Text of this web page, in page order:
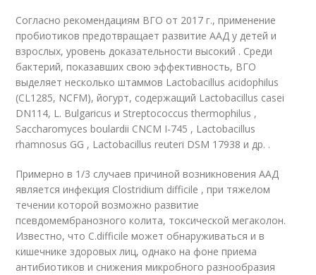
Согласно рекомендациям ВГО от 2017 г., применение
пробиотиков предотвращает развитие ААД у детей и
взрослых, уровень доказательности высокий . Среди
бактерий, показавших свою эффективность, ВГО
выделяет несколько штаммов Lactobacillus acidophilus
(CL1285, NCFM), йогурт, содержащий Lactobacillus casei
DN114, L. Bulgaricus и Streptococcus thermophilus ,
Saccharomyces boulardii CNCM I-745 , Lactobacillus
rhamnosus GG , Lactobacillus reuteri DSM 17938 и др. .
Примерно в 1/3 случаев причиной возникновения ААД
является инфекция Clostridium difficile , при тяжелом
течении которой возможно развитие
псевдомембранозного колита, токсической мегаколон.
Известно, что C.difficile может обнаруживаться и в
кишечнике здоровых лиц, однако на фоне приема
антибиотиков и снижения микробного разнообразия